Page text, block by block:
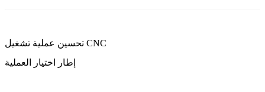
تحسين عملية تشغيل CNC
إطار اختيار العملية